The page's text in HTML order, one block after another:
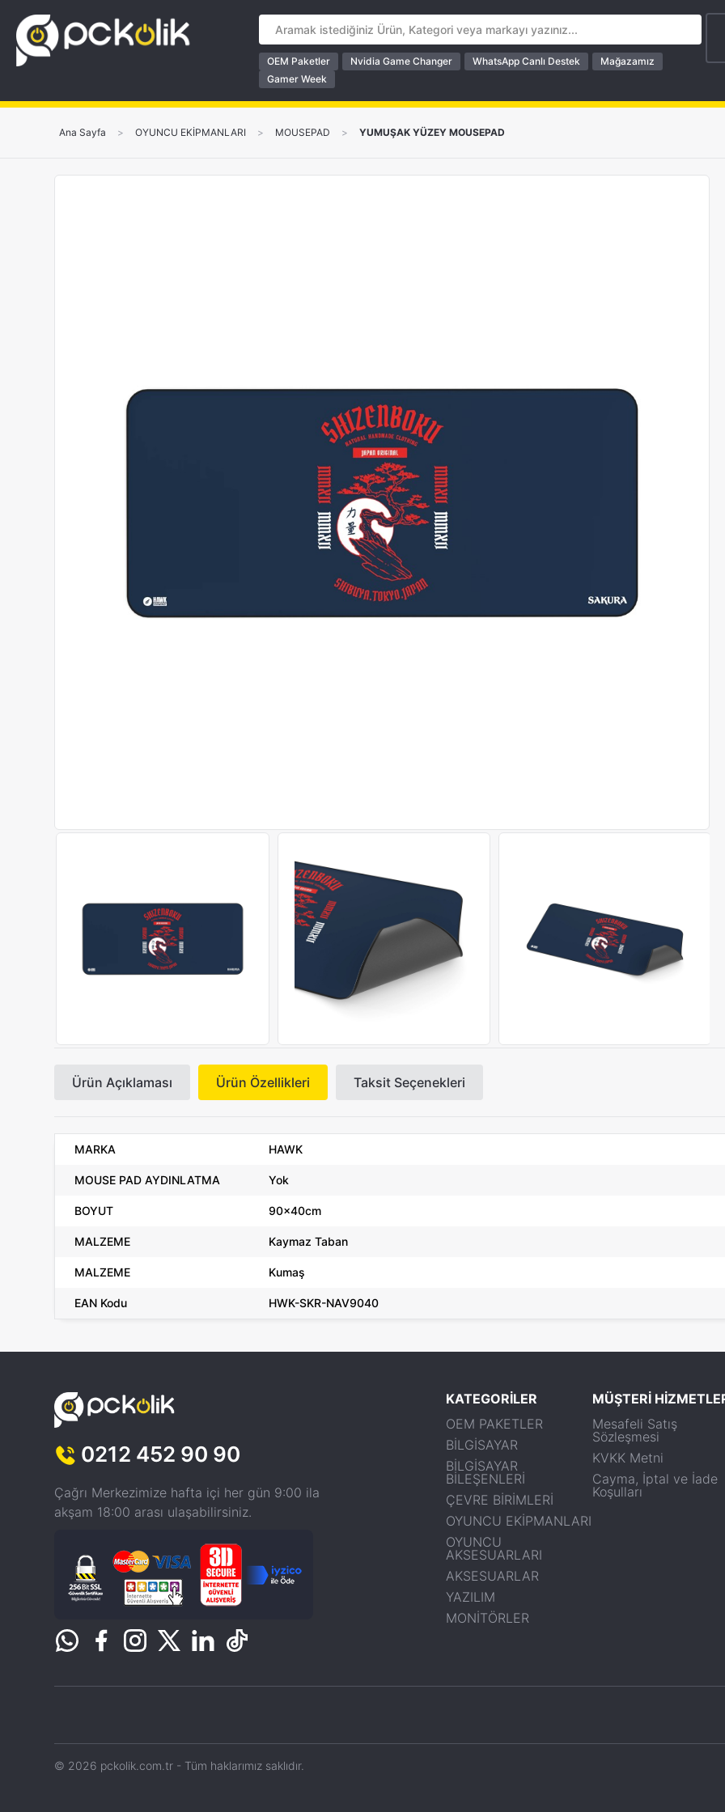
OEM Paketler Nvidia Game Changer WhatsApp Canlı Destek
Mağazamız
Gamer Week
Ana Sayfa > OYUNCU EKİPMANLARI > MOUSEPAD > YUMUŞAK YÜZEY MOUSEPAD
Ürün Açıklaması Ürün Özellikleri Taksit Seçenekleri
MARKA HAWK
MOUSE PAD AYDINLATMA Yok
BOYUT 90x40cm
MALZEME Kaymaz Taban
MALZEME Kumaş
EAN Kodu HWK-SKR-NAV9040
0212 452 90 90
Çağrı Merkezimize hafta içi her gün 9:00 ila
akşam 18:00 arası ulaşabilirsiniz.
KATEGORİLER
OEM PAKETLER
BİLGİSAYAR
BİLGİSAYAR
BİLEŞENLERİ
ÇEVRE BİRİMLERİ
OYUNCU EKİPMANLARI
OYUNCU
AKSESUARLARI
AKSESUARLAR
YAZILIM
MONİTÖRLER
MÜŞTERİ
Mesafeli Satış
Sözleşmesi
KVKK Metni
Cayma, İptal ve İade
Koşulları
© 2026 pckolik.com.tr - Tüm haklarımız saklıdır.